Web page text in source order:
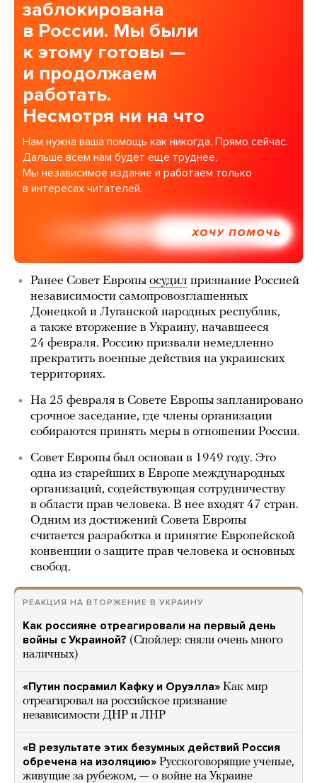
заблокирована
в России. Мы были
к этому готовы —
и продолжаем
работать.
Несмотря ни на что
Нам нужна ваша помощь как никогда. Прямо сейчас.
Дальше всем нам будет еще труднее.
Мы независимое издание и работаем только
в интересах читателей.
ХОЧУ ПОМОЧЬ
Ранее Совет Европы осудил признание Россией
независимости самопровозглашенных
Донецкой и Луганской народных республик,
а также вторжение в Украину, начавшееся
24 февраля. Россию призвали немедленно
прекратить военные действия на украинских
территориях.
На 25 февраля в Совете Европы запланировано
срочное заседание, где члены организации
собираются принять меры в отношении России.
Совет Европы был основан в 1949 году. Это
одна из старейших в Европе международных
организаций, содействующая сотрудничеству
в области прав человека. В нее входят 47 стран.
Одним из достижений Совета Европы
считается разработка и принятие Европейской
конвенции о защите прав человека и основных
свобод.
РЕАКЦИЯ НА ВТОРЖЕНИЕ В УКРАИНУ
Как россияне отреагировали на первый день
войны с Украиной? (Спойлер: сняли очень много
наличных)
«Путин посрамил Кафку и Оруэлла» Как мир
отреагировал на российское признание
независимости ДНР и ЛНР
«В результате этих безумных действий Россия
обречена на изоляцию» Русскоговорящие ученые,
живущие за рубежом, — о войне на Украине